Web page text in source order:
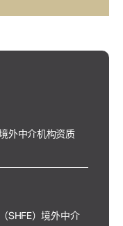
外中介机构资质
SHFE）境外中介